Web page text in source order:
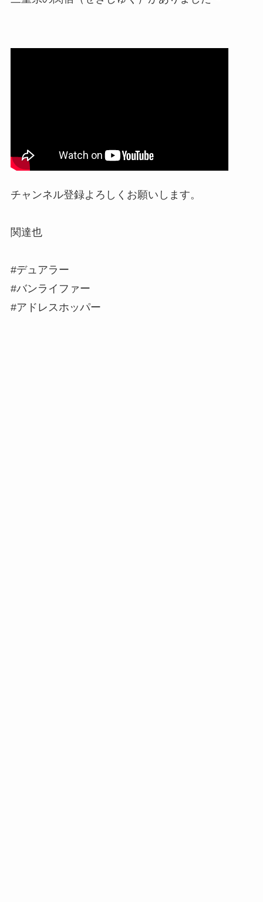
チャンネル登録よろしくお願いします。
関達也
#デュアラー
#バンライファー
#アドレスホッパー